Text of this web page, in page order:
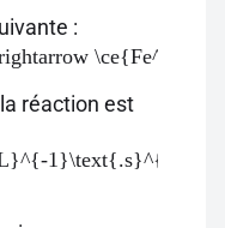
:
\ce{Fe^2+} +
réaction est
1}\text{.s}^{-1}